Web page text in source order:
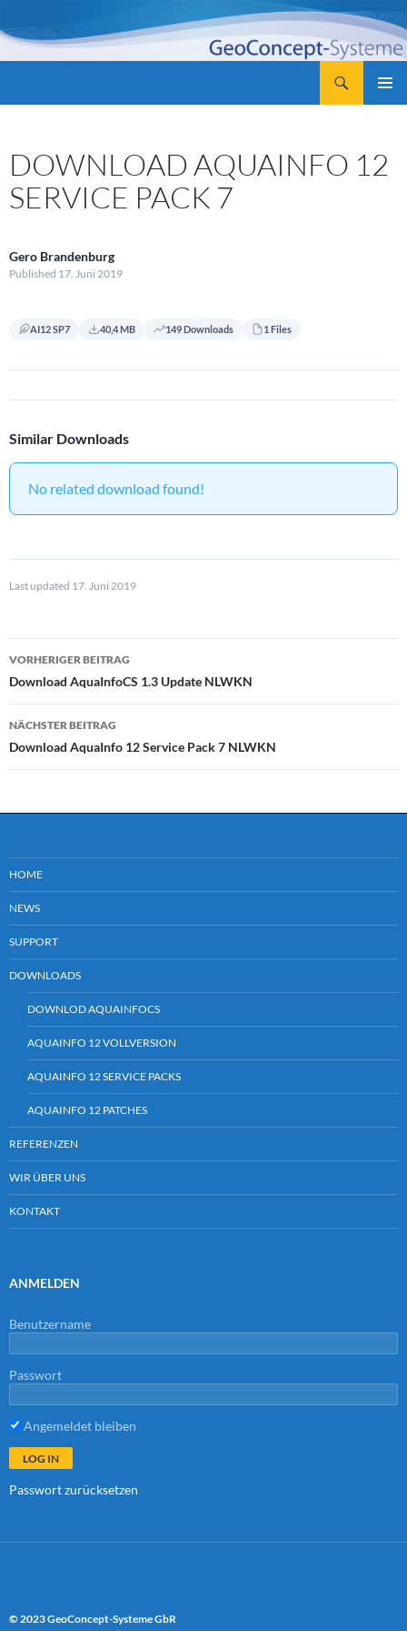
Inhalt
springen
DOWNLOAD AQUAINFO 12
SERVICE PACK 7
Gero Brandenburg
Published 17. Juni 2019
AI12 SP7 40,4 MB 149 Downloads 1 Files
Similar Downloads
No related download found!
Last updated 17. Juni 2019
Beitragsnavigation
VORHERIGER BEITRAG
Download AquaInfoCS 1.3 Update NLWKN
NÄCHSTER BEITRAG
Download AquaInfo 12 Service Pack 7 NLWKN
HOME
NEWS
SUPPORT
DOWNLOADS
DOWNLOD AQUAINFOCS
AQUAINFO 12 VOLLVERSION
AQUAINFO 12 SERVICE PACKS
AQUAINFO 12 PATCHES
REFERENZEN
WIR ÜBER UNS
KONTAKT
ANMELDEN
Benutzername
Passwort
Angemeldet bleiben
Passwort zurücksetzen
© 2023 GeoConcept-Systeme GbR